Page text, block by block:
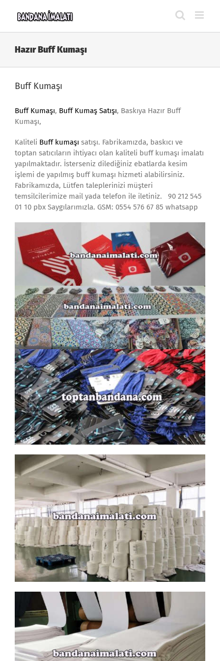
Hazır Buff Kumaşı
Buff Kumaşı
Buff Kumaşı, Buff Kumaş Satışı, Baskıya Hazır Buff
Kumaşı,
Kaliteli Buff kumaşı satışı. Fabrikamızda, baskıcı ve
toptan satıcıların ihtiyacı olan kaliteli buff kumaşı imalatı
yapılmaktadır. İsterseniz dilediğiniz ebatlarda kesim
işlemi de yapılmış buff kumaşı hizmeti alabilirsiniz.
Fabrikamızda, Lütfen taleplerinizi müşteri
temsilcilerimize mail yada telefon ile iletiniz. 90 212 545
01 10 pbx Saygılarımızla. GSM: 0554 576 67 85 whatsapp